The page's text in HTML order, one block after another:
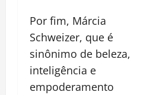
Por fim, Márcia
Schweizer, que é
sinônimo de beleza,
inteligência e
empoderamento